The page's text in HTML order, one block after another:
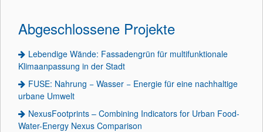
Abgeschlossene Projekte
Lebendige Wände: Fassadengrün für multifunktionale
Klimaanpassung in der Stadt
FUSE: Nahrung − Wasser − Energie für eine nachhaltige
urbane Umwelt
NexusFootprints – Combining Indicators for Urban Food-
Water-Energy Nexus Comparison